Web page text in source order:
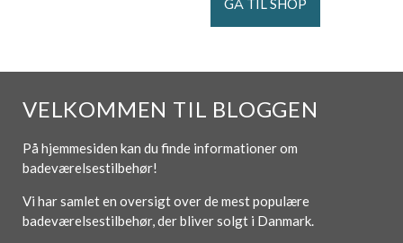
GÅ TIL SHOP
VELKOMMEN TIL BLOGGEN
På hjemmesiden kan du finde informationer om
badeværelsestilbehør!
Vi har samlet en oversigt over de mest populære
badeværelsestilbehør, der bliver solgt i Danmark.